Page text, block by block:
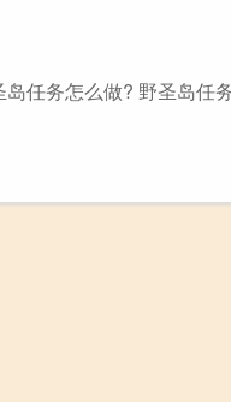
任务怎么做? 野圣岛任